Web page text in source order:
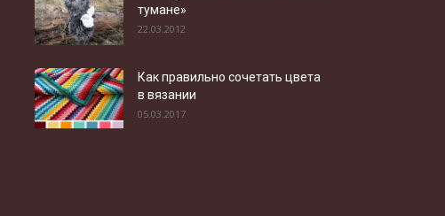
тумане»
22.03.2012
Как правильно сочетать цвета
в вязании
05.03.2017